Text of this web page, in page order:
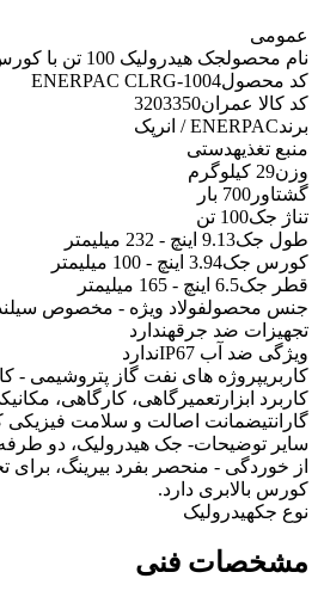
عمومی
نام محصولجک هیدرولیک 100 تن با کورس 10 سانت مدل CLRG-1004 انرپک
کد محصولENERPAC CLRG-1004
کد کالا عمران3203350
برندENERPAC / انرپک
منبع تغذیهدستی
وزن29 کیلوگرم
گشتاور 700 بار
تناژ جک100 تن
طول جک9.13 اینچ - 232 میلیمتر
کورس جک3.94 اینچ - 100 میلیمتر
قطر جک6.5 اینچ - 165 میلیمتر
جنس محصولفولاد ویژه - مخصوص
تجهیزات ضد جرقهندارد
ویژگی ضد آب IP67
ندارد
کاربریپروژه های نفت گاز پتروشیمی -
کاربرد ابزار تعمیرگاهی، کارگاهی،
گارانتیضمانت اصالت و سلامت فیزیکی
سایر توضیحات
کورس بالابری دارد.
نوع جکهیدرولیک
مشخصات فنی